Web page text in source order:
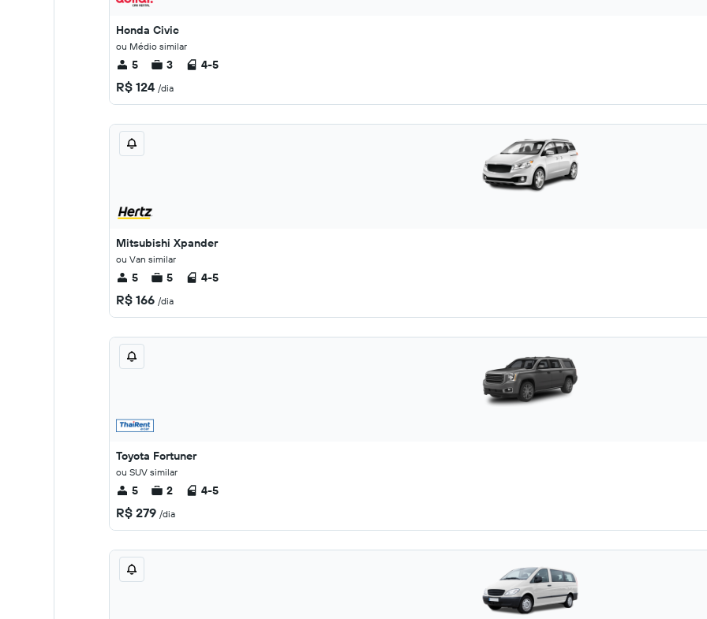
Honda Civic
ou Médio similar
5 3 4-5
R$ 124 /dia
Mitsubishi Xpander
ou Van similar
5 5 4-5
R$ 166 /dia
Toyota Fortuner
ou SUV similar
5 2 4-5
R$ 279 /dia